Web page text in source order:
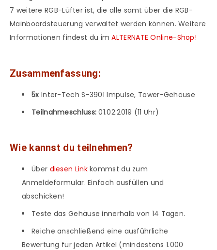
7 weitere RGB-Lüfter ist, die alle samt über die RGB-
Mainboardsteuerung verwaltet werden können. Weitere
Informationen findest du imALTERNATE Online-Shop!
Zusammenfassung:
5x Inter-Tech S-3901 Impulse, Tower-Gehäuse
Teilnahmeschluss: 01.02.2019 (11 Uhr)
Wie kannst du teilnehmen?
Über diesen Linkkommst du zum
Anmeldeformular. Einfach ausfüllen und
abschicken!
Teste das Gehäuse innerhalb von 14 Tagen.
Reiche anschließend eine ausführliche
Bewertung für jeden Artikel (mindestens 1.000